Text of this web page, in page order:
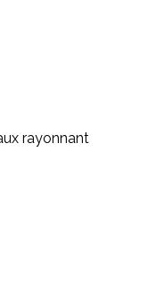
rayonnant